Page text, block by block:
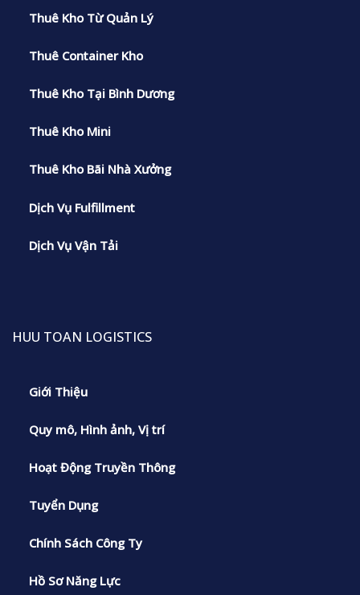
Thuê Kho Từ Quản Lý
Thuê Container Kho
Thuê Kho Tại Bình Dương
Thuê Kho Mini
Thuê Kho Bãi Nhà Xưởng
Dịch Vụ Fulfillment
Dịch Vụ Vận Tải
HUU TOAN LOGISTICS
Giới Thiệu
Quy mô, Hình ảnh, Vị trí
Hoạt Động Truyền Thông
Tuyển Dụng
Chính Sách Công Ty
Hồ Sơ Năng Lực